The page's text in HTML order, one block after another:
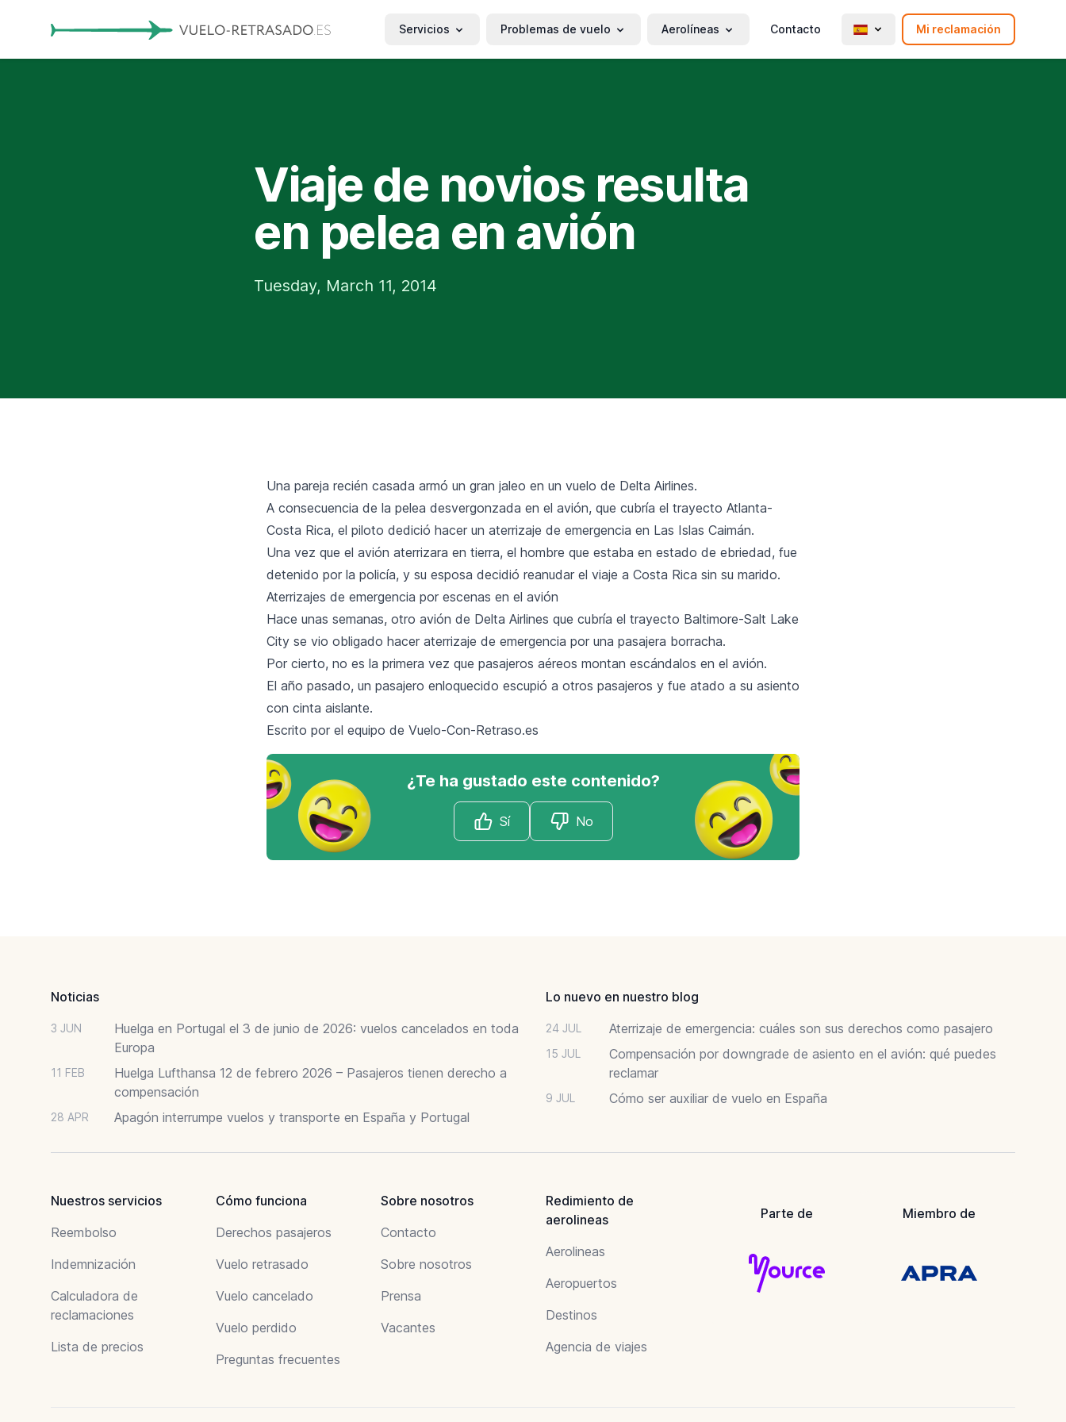
Servicios Problemas de vuelo Aerolíneas Contacto Mi reclamación
Viaje de novios resulta
en pelea en avión
Tuesday, March 11, 2014
Una pareja recién casada armó un gran jaleo en un vuelo de Delta Airlines.
A consecuencia de la pelea desvergonzada en el avión, que cubría el trayecto Atlanta-
Costa Rica, el piloto dedició hacer un aterrizaje de emergencia en Las Islas Caimán.
Una vez que el avión aterrizara en tierra, el hombre que estaba en estado de ebriedad, fue
detenido por la policía, y su esposa decidió reanudar el viaje a Costa Rica sin su marido.
Aterrizajes de emergencia por escenas en el avión
Hace unas semanas, otro avión de Delta Airlines que cubría el trayecto Baltimore-Salt Lake
City se vio obligado hacer aterrizaje de emergencia por una pasajera borracha.
Por cierto, no es la primera vez que pasajeros aéreos montan escándalos en el avión.
El año pasado, un pasajero enloquecido escupió a otros pasajeros y fue atado a su asiento
con cinta aislante.
Escrito por el equipo de Vuelo-Con-Retraso.es
¿Te ha gustado este contenido?
Sí No
Noticias
3 JUN
Huelga en Portugal el 3 de junio de 2026: vuelos cancelados en toda
Europa
11 FEB
Huelga Lufthansa 12 de febrero 2026 – Pasajeros tienen derecho a
compensación
28 APR Apagón interrumpe vuelos y transporte en España y Portugal
Lo nuevo en nuestro blog
24 JUL Aterrizaje de emergencia: cuáles son sus derechos como pasajero
15 JUL
Compensación por downgrade de asiento en el avión: qué puedes
reclamar
9 JUL Cómo ser auxiliar de vuelo en España
Nuestros servicios
Reembolso
Indemnización
Calculadora de
reclamaciones
Lista de precios
Cómo funciona
Derechos pasajeros
Vuelo retrasado
Vuelo cancelado
Vuelo perdido
Preguntas frecuentes
Sobre nosotros
Contacto
Sobre nosotros
Prensa
Vacantes
Redimiento de
aerolineas
Aerolineas
Aeropuertos
Destinos
Agencia de viajes
Parte de Miembro de